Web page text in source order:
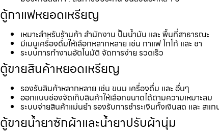
ตู้กาแฟหยอดเหรียญ
เหมาะสำหรับร้านค้า สำนักงาน ปั้มน้ำมัน และ พื้นที่สาธารณะ
มีเมนูเครื่องดื่มให้เลือกหลากหลาย เช่น กาแฟ โกโก้ และ ชา
ระบบการทำงานอัตโนมัติ จัดการง่าย รวดเร็ว
ตู้ขายสินค้าหยอดเหรียญ
รองรับสินค้าหลากหลาย เช่น ขนม เครื่องดื่ม และ อื่นๆ
ออกแบบช่องจัดเก็บสินค้าให้เลือกขนาดได้ตามความเหมาะสม
ระบบจ่ายสินค้าแม่นยำ รองรับการชำระเงินทั้งเงินสด และ สแก
ตู้ขายน้ำยาซักผ้าและน้ำยาปรับผ้านุ่ม